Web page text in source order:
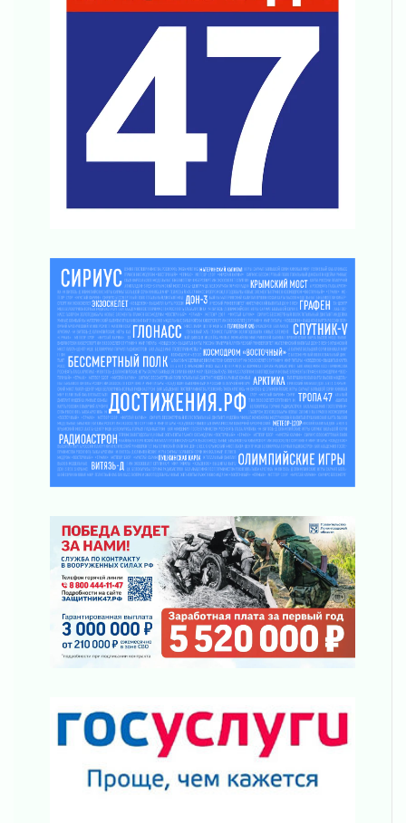
Безмолвный крик о помощи
В музей всей семьёй
01 августа 2026
Без заявлений и очередей
01 августа 2026
Не женское это дело...уверены?
Все силы в кулак
01 августа 2026
Один в поле — не воин
01 августа 2026
Пик топливного кризиса в регионе прошёл
31 июля 2026
О мужестве, долге и стойкости
31 июля 2026
Ленинградцы — бойцам «Барс-Ленинградец»
31 июля 2026
Маршрутами будущего — к заветной цели
31 июля 2026
31 июля 2026
Правила для жизни
31 июля 2026
С рабочим визитом
31 июля 2026
В Шлиссельбурге прошла акция «Белый
кораблик Памяти»
31 июля 2026
За сухими цифрами — реальная жизнь
От инженера-создателя к волонтёрам